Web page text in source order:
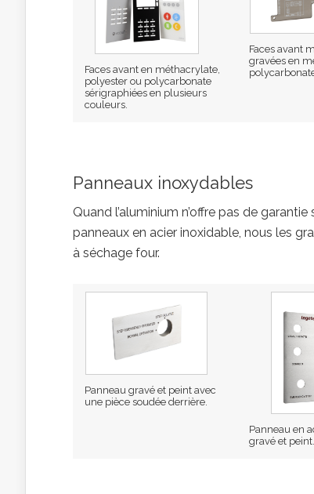
Faces avant en méthacrylate,
polyester ou polycarbonate
sérigraphiées en plusieurs
couleurs.
Faces avant
gravées en
Panneaux inoxydables
Quand l’aluminium n’offre pas de
panneaux en acier inoxidable, nous les
à séchage four.
Panneau gravé et peint avec
une pièce soudée derrière.
Panneau en
gravé et peint.